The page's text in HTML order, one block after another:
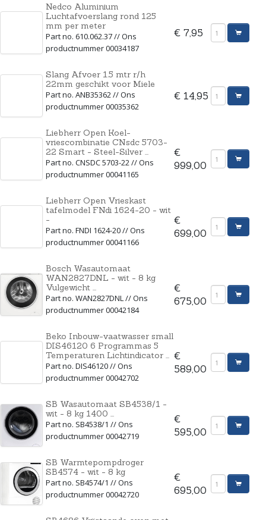
Nedco Aluminium
Luchtafvoerslang rond 125
mm per meter
Part no. 610.062.37 // Ons
productnummer 00034187
€ 7,95
Slang Afvoer 1.5 mtr r/h
22mm geschikt voor Miele
Part no. ANB35362 // Ons
productnummer 00035362
€ 14,95
Liebherr Open Koel-
vriescombinatie CNsdc 5703-
22 Smart - Steel-Silver ...
Part no. CNSDC 5703-22 // Ons
productnummer 00041165
€
999,00
Liebherr Open Vrieskast
tafelmodel FNdi 1624-20 - wit
-
Part no. FNDI 1624-20 // Ons
productnummer 00041166
€
699,00
Bosch Wasautomaat
WAN2827DNL - wit - 8 kg
Vulgewicht ...
Part no. WAN2827DNL // Ons
productnummer 00042184
€
675,00
Beko Inbouw-vaatwasser small
DIS46120 6 Programmas 5
Temperaturen Lichtindicator ...
Part no. DIS46120 // Ons
productnummer 00042702
€
589,00
SB Wasautomaat SB4538/1 -
wit - 8 kg 1400 ...
Part no. SB4538/1 // Ons
productnummer 00042719
€
595,00
SB Warmtepompdroger
SB4574 - wit - 8 kg
Part no. SB4574/1 // Ons
productnummer 00042720
€
695,00